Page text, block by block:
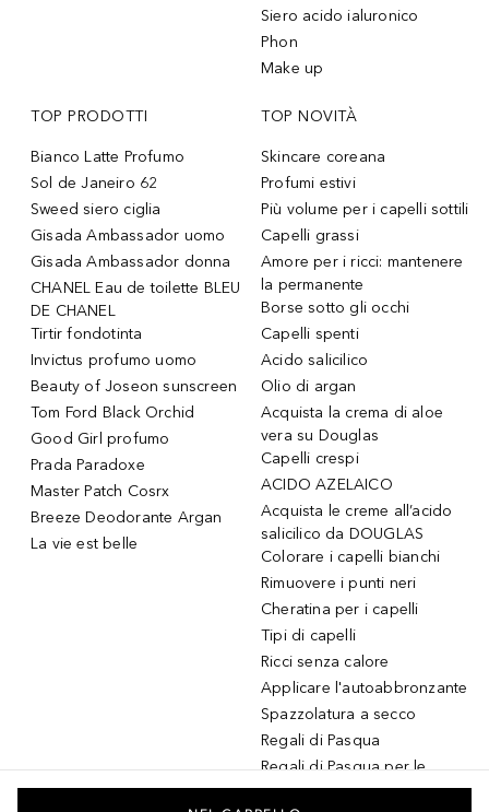
Siero acido ialuronico
Phon
Make up
TOP PRODOTTI
Bianco Latte Profumo
Sol de Janeiro 62
Sweed siero ciglia
Gisada Ambassador uomo
Gisada Ambassador donna
CHANEL Eau de toilette BLEU
DE CHANEL
Tirtir fondotinta
Invictus profumo uomo
Beauty of Joseon sunscreen
Tom Ford Black Orchid
Good Girl profumo
Prada Paradoxe
Master Patch Cosrx
Breeze Deodorante Argan
La vie est belle
TOP NOVITÀ
Skincare coreana
Profumi estivi
Più volume per i capelli sottili
Capelli grassi
Amore per i ricci: mantenere
la permanente
Borse sotto gli occhi
Capelli spenti
Acido salicilico
Olio di argan
Acquista la crema di aloe
vera su Douglas
Capelli crespi
ACIDO AZELAICO
Acquista le creme all’acido
salicilico da DOUGLAS
Colorare i capelli bianchi
Rimuovere i punti neri
Cheratina per i capelli
Tipi di capelli
Ricci senza calore
Applicare l'autoabbronzante
Spazzolatura a secco
Regali di Pasqua
Regali di Pasqua per le
donne